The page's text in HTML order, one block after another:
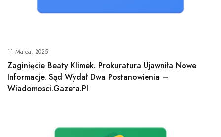
11 Marca, 2025
Zaginięcie Beaty Klimek. Prokuratura Ujawniła Nowe
Informacje. Sąd Wydał Dwa Postanowienia –
Wiadomosci.gazeta.pl